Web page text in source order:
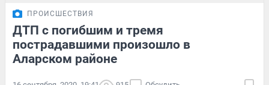
ПРОИСШЕСТВИЯ
ДТП с погибшим и тремя
пострадавшими произошло в
Аларском районе